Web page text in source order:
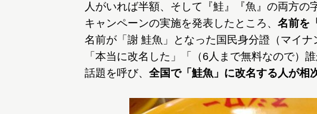
人がいれば半額、そして『鮭』『魚』の両方の
キャンペーンの実施を発表したところ、 名前を
名前が「謝 鮭魚」となった国民身分證（マイ
「本当に改名した」「（6人まで無料なので）
話題を呼び、 全国で「鮭魚」に改名する人が相